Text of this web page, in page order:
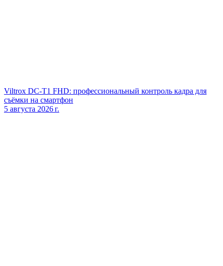
Viltrox DC‑T1 FHD: профессиональный контроль кадра для
съёмки на смартфон
5 августа 2026 г.